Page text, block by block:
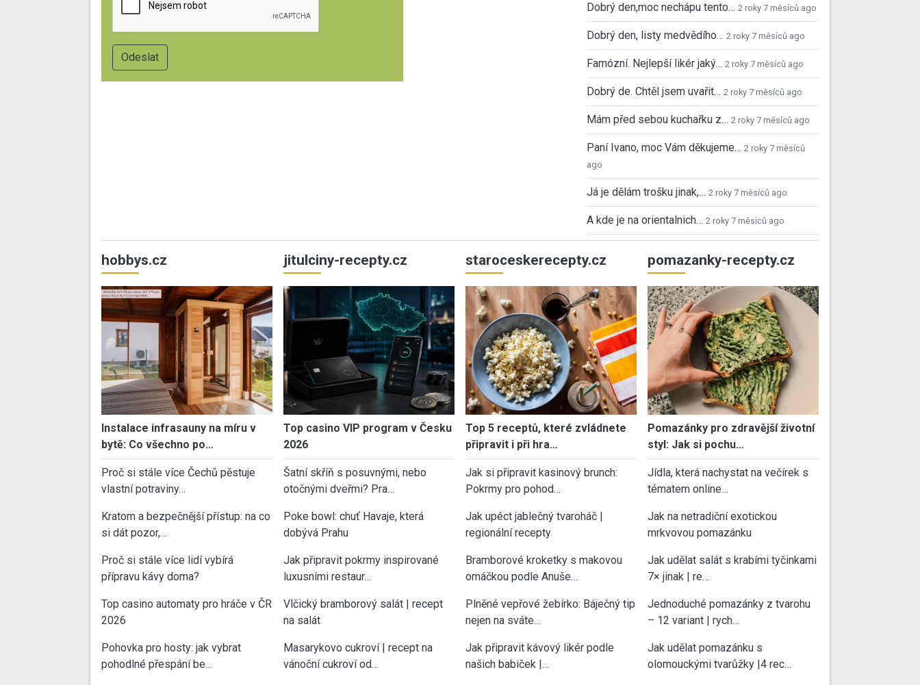
Dobrý den,moc nechápu tento… 2 roky 7 měsíců ago
Dobrý den, listy medvědího… 2 roky 7 měsíců ago
Famózní. Nejlepší likér jaký… 2 roky 7 měsíců ago
Dobrý de. Chtěl jsem uvařit… 2 roky 7 měsíců ago
Mám před sebou kuchařku z… 2 roky 7 měsíců ago
Paní Ivano, moc Vám děkujeme… 2 roky 7 měsíců
ago
Já je dělám trošku jinak,… 2 roky 7 měsíců ago
A kde je na orientalnich… 2 roky 7 měsíců ago
hobbys.cz
Instalace infrasauny na míru v
bytě: Co všechno po…
Proč si stále více Čechů pěstuje
vlastní potraviny…
Kratom a bezpečnější přístup: na co
si dát pozor,…
Proč si stále více lidí vybírá
přípravu kávy doma?
Top casino automaty pro hráče v ČR
2026
Pohovka pro hosty: jak vybrat
pohodlné přespání be…
jitulciny-recepty.cz
Top casino VIP program v Česku
2026
Šatní skříň s posuvnými, nebo
otočnými dveřmi? Pra…
Poke bowl: chuť Havaje, která
dobývá Prahu
Jak připravit pokrmy inspirované
luxusními restaur…
Vlčický bramborový salát | recept
na salát
Masarykovo cukroví | recept na
vánoční cukroví od…
staroceskerecepty.cz
Top 5 receptů, které zvládnete
připravit i při hra…
Jak si připravit kasinový brunch:
Pokrmy pro pohod…
Jak upéct jablečný tvaroháč |
regionální recepty
Bramborové kroketky s makovou
omáčkou podle Anuše…
Plněné vepřové žebírko: Báječný tip
nejen na sváte…
Jak připravit kávový likér podle
našich babiček |…
pomazanky-recepty.cz
Pomazánky pro zdravější životní
styl: Jak si pochu…
Jídla, která nachystat na večírek s
tématem online…
Jak na netradiční exotickou
mrkvovou pomazánku
Jak udělat salát s krabími tyčinkami
7× jinak | re…
Jednoduché pomazánky z tvarohu
– 12 variant | rych…
Jak udělat pomazánku s
olomouckými tvarůžky |4 rec…